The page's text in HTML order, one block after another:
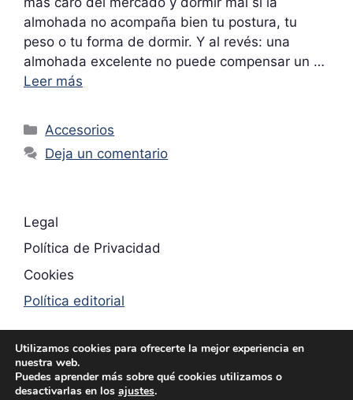
almohada no acompaña bien tu postura, tu
peso o tu forma de dormir. Y al revés: una
almohada excelente no puede compensar un …
Leer más
Categorías
Accesorios
Deja un comentario
Legal
Política de Privacidad
Cookies
Política editorial
Utilizamos cookies para ofrecerte la mejor experiencia en
nuestra web.
Puedes aprender más sobre qué cookies utilizamos o
desactivarlas en los ajustes.